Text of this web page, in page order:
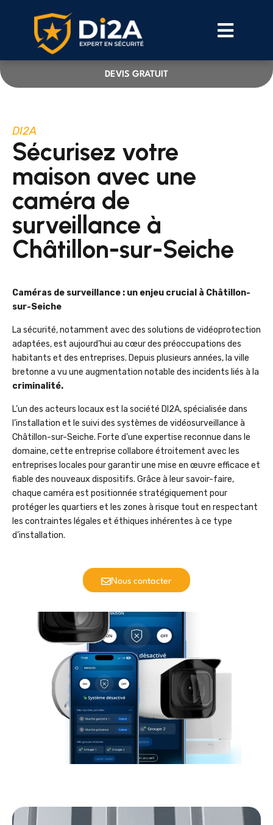
DEVIS GRATUIT
DI2A
Sécurisez votre
maison avec une
caméra de
surveillance à
Châtillon-sur-Seiche
Caméras de surveillance : un enjeu crucial à Châtillon-
sur-Seiche
La sécurité, notamment avec des solutions de vidéoprotection
adaptées, est aujourd’hui au cœur des préoccupations des
habitants et des entreprises. Depuis plusieurs années, la ville
bretonne a vu une augmentation notable des incidents liés à la
criminalité.
L’un des acteurs locaux est la société DI2A, spécialisée dans
l’installation et le suivi des systèmes de vidéosurveillance à
Châtillon-sur-Seiche. Forte d’une expertise reconnue dans le
domaine, cette entreprise collabore étroitement avec les
entreprises locales pour garantir une mise en œuvre efficace et
fiable des nouveaux dispositifs. Grâce à leur savoir-faire,
chaque caméra est positionnée stratégiquement pour
protéger les quartiers et les zones à risque tout en respectant
les contraintes légales et éthiques inhérentes à ce type
d’installation.
Nous contacter